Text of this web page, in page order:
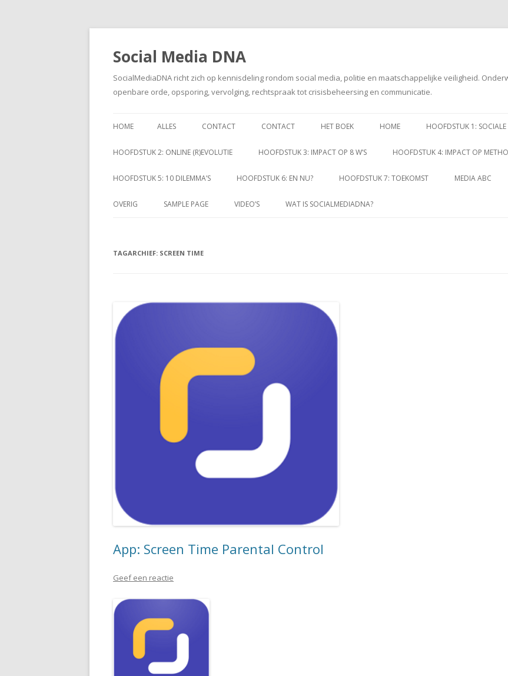
Social Media DNA
SocialMediaDNA richt zich op kennisdeling rondom social media, politie en maatschappelijke veiligheid.
openbare orde, opsporing, vervolging, rechtspraak tot crisisbeheersing en communicatie.
naar
HOME ALLES CONTACT CONTACT HET BOEK HOME HOOFDSTUK 1: SOCIALE
HOOFDSTUK 2: ONLINE (R)EVOLUTIE HOOFDSTUK 3: IMPACT OP 8 W’S HOOFDSTUK 4: IMPACT OP
HOOFDSTUK 5: 10 DILEMMA’S HOOFDSTUK 6: EN NU? HOOFDSTUK 7: TOEKOMST MEDIA ABC
OVERIG SAMPLE PAGE VIDEO’S WAT IS SOCIALMEDIADNA?
TAGARCHIEF: SCREEN TIME
App: Screen Time Parental Control
Geef een reactie